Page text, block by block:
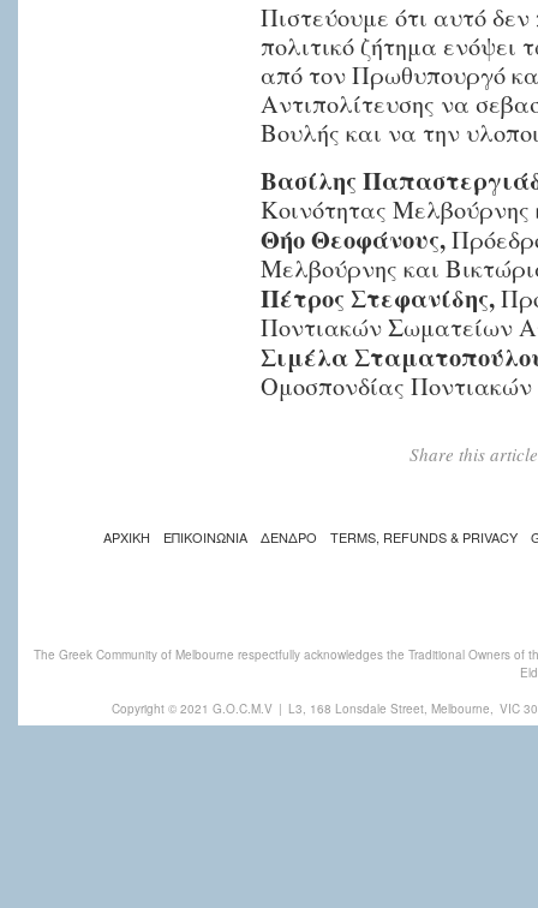
Πιστεύουμε ότι αυτό
πολιτικό ζήτημα
από τον Πρωθυπουργό
Αντιπολίτευσης να
Βουλής και να την
Βασίλης
Κοινότητας Μελβούρνης
Θήο Θεοφάνους,
Μελβούρνης και
Πέτρος Στεφανίδης,
Ποντιακών Σωματείων
Σιμέλα
Ομοσπονδίας
Share this
ΑΡΧΙΚΗ ΕΠΙΚΟΙΝΩΝΙΑ ΔΕΝΔΡΟ TERMS, REFUNDS & PRIVACY
The Greek Community of Melbourne respectfully acknowledges the Traditional Owners
Copyright © 2021 G.O.C.M.V | L3, 168 Lonsdale Street, Melbourne, VIC